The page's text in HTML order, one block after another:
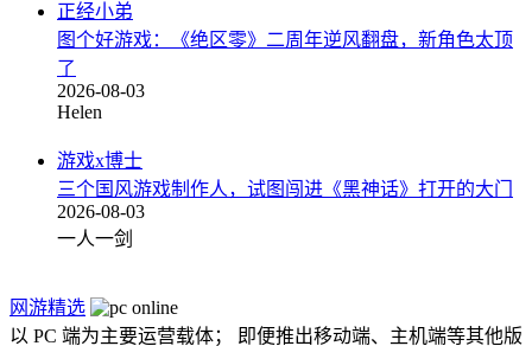
正经小弟
图个好游戏：《绝区零》二周年逆风翻盘，新角色太顶
了
2026-08-03
Helen
游戏x博士
三个国风游戏制作人，试图闯进《黑神话》打开的大门
2026-08-03
一人一剑
网游精选
以 PC 端为主要运营载体； 即便推出移动端、主机端等其他版